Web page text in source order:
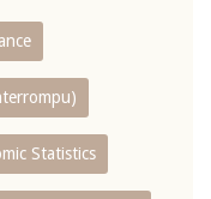
Statistics